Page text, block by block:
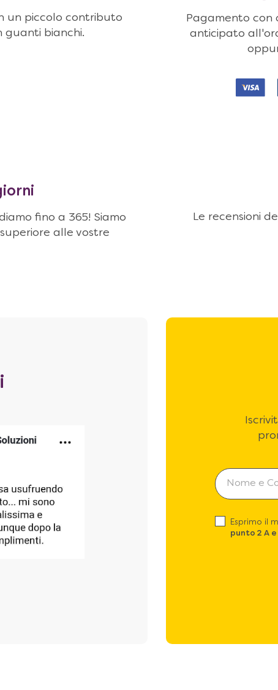
un piccolo contributo
guanti bianchi.
Pagamento con
anticipato
fino a 365! Siamo
alle vostre
Le recensioni
Esprimo il
punto 2 A e